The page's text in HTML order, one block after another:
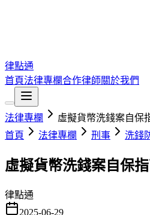
律點通
首頁法律專欄合作律師關於我們
法律專欄
虛擬貨幣洗錢案自保
首頁
法律專欄 刑事 洗錢
虛擬貨幣洗錢案自保
律點通
2025-06-29